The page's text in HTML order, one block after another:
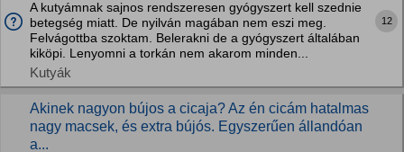
A kutyámnak sajnos rendszeresen gyógyszert kell szednie
betegség miatt. De nyilván magában nem eszi meg.
Felvágottba szoktam. Belerakni de a gyógyszert általában
kiköpi. Lenyomni a torkán nem akarom minden...
Kutyák
12
Akinek nagyon bújos a cicaja? Az én cicám hatalmas
nagy macsek, és extra bújós. Egyszerűen állandóan
a...